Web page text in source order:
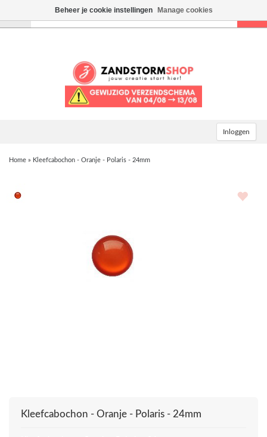
Inloggen
Home » Kleefcabochon - Oranje - Polaris - 24mm
Kleefcabochon - Oranje - Polaris - 24mm
Beheer je cookie instellingen Manage cookies